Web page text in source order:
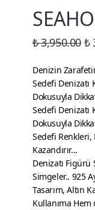
₺ 3,950.00 ₺
Denizin
Sedefi Denizatı
Dokusuyla
Sedefi Denizatı
Dokusuyla
Sedefi Renkleri,
Kazandırır...
Denizatı Figürü
Simgeler.. 925
Tasarım, Altın
Kullanıma